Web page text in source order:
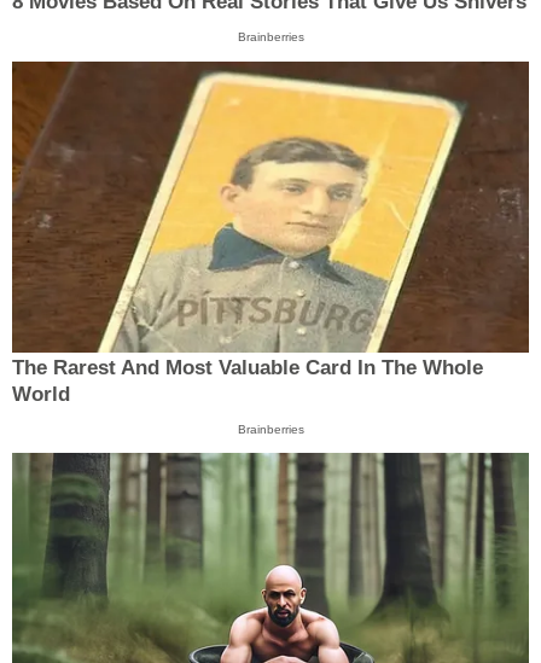
Brainberries
The Rarest And Most Valuable Card In The Whole
World
Brainberries